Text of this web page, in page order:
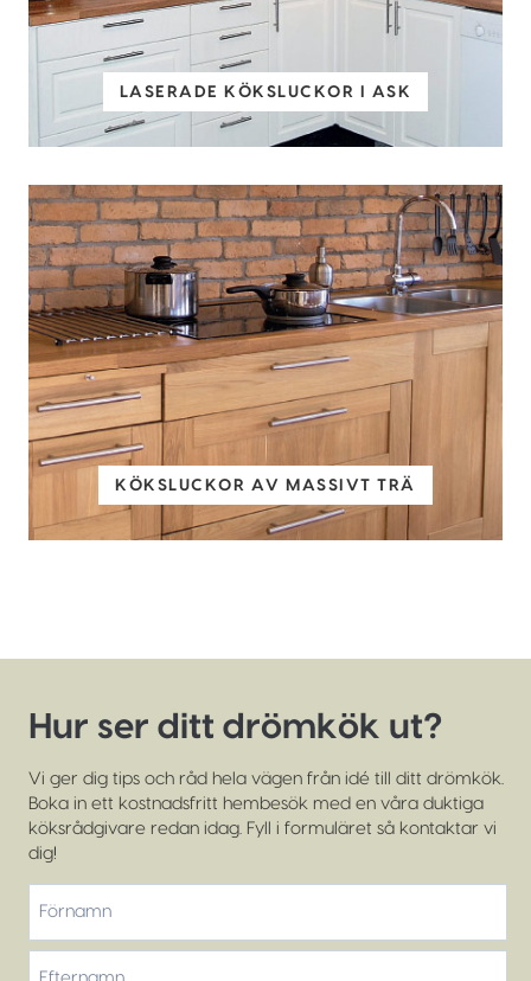
LASERADE KÖKSLUCKOR I ASK
KÖKSLUCKOR AV MASSIVT TRÄ
Hur ser ditt drömkök ut?
Vi ger dig tips och råd hela vägen från idé till ditt drömkök.
Boka in ett kostnadsfritt hembesök med en våra duktiga
köksrådgivare redan idag. Fyll i formuläret så kontaktar vi
dig!